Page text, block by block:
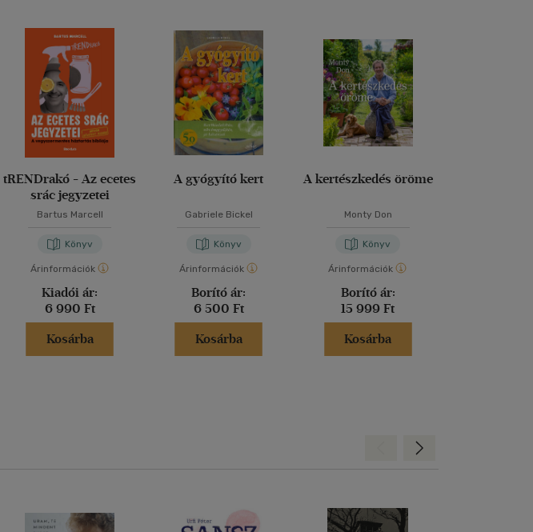
tRENDrakó - Az ecetes
srác jegyzetei
Bartus Marcell
Könyv
Árinformációk
Kiadói ár:
6 990 Ft
Kosárba
A gyógyító kert
Gabriele Bickel
Könyv
Árinformációk
Borító ár:
6 500 Ft
Kosárba
A kertészkedés öröme
Monty Don
Könyv
Árinformációk
Borító ár:
15 999 Ft
Kosárba
Előre